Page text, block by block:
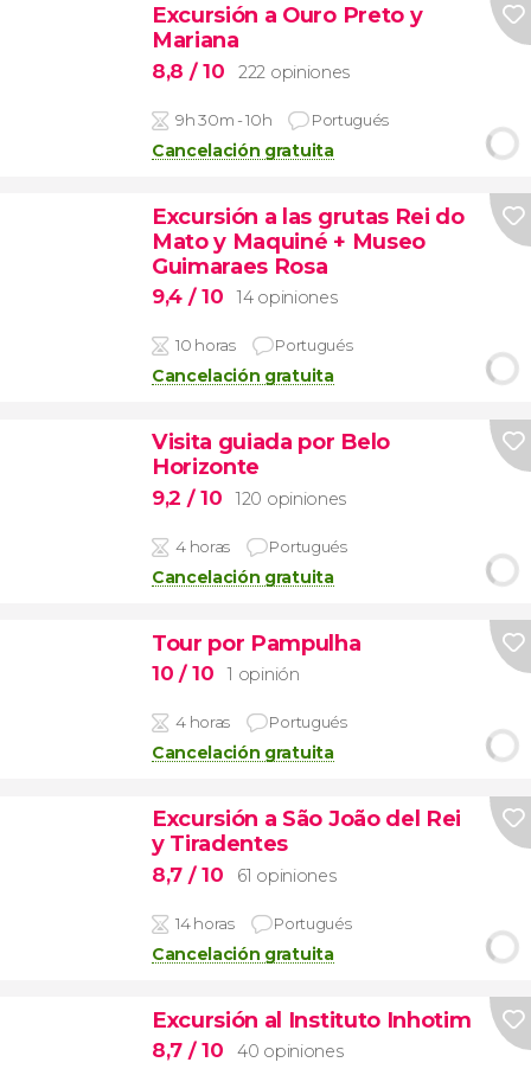
Excursión a Ouro Preto y
Mariana
8,8 / 10 222 opiniones
9h 30m - 10h Portugués
Cancelación gratuita
Excursión a las grutas Rei do
Mato y Maquiné + Museo
Guimaraes Rosa
9,4 / 10 14 opiniones
10 horas Portugués
Cancelación gratuita
Visita guiada por Belo
Horizonte
9,2 / 10 120 opiniones
4 horas Portugués
Cancelación gratuita
Tour por Pampulha
10 / 10 1 opinión
4 horas Portugués
Cancelación gratuita
Excursión a São João del Rei
y Tiradentes
8,7 / 10 61 opiniones
14 horas Portugués
Cancelación gratuita
Excursión al Instituto Inhotim
8,7 / 10 40 opiniones